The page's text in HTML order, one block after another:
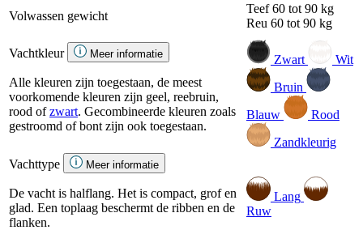
Volwassen gewicht
Teef 60 tot 90 kg
Reu 60 tot 90 kg
Vachtkleur Meer informatie
Alle kleuren zijn toegestaan, de meest
voorkomende kleuren zijn geel, reebruin,
rood ofzwart. Gecombineerde kleuren zoals
gestroomd of bont zijn ook toegestaan.
Zwart
Wit
Bruin
Blauw
Rood
Zandkleurig
Vachttype
Meer informatie
De vacht is halflang. Het is compact, grof en
glad. Een toplaag beschermt de ribben en de
flanken.
Lang
Ruw